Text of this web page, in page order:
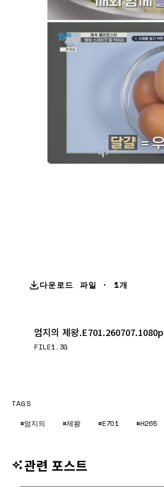
다운로드 파일 · 1개
FILE1.3G
TAGS
#엄지의
#제왕 #E701 #H265
관련 포스트
방송/동영상